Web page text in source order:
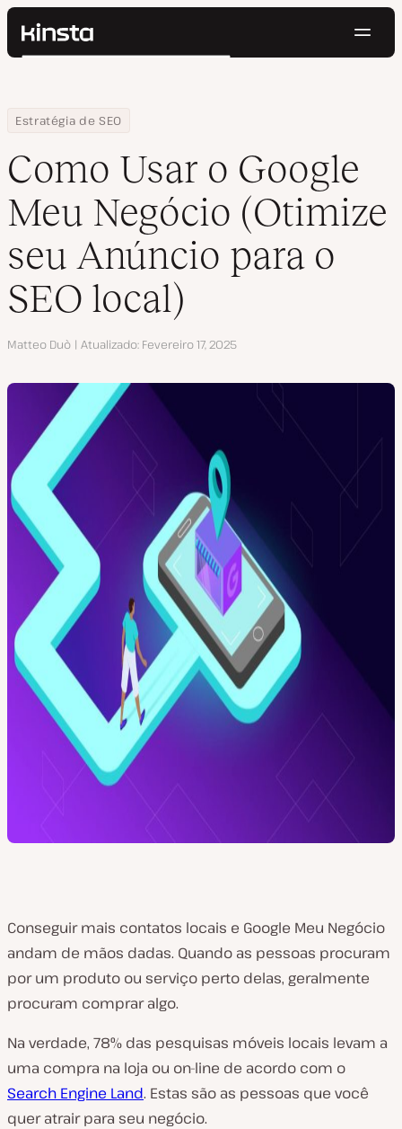
Kinsta®
Preços
Contato
Pesquisar
Home
Centro de Recursos
Blog
Estratégia de SEO
Como Usar o Google Meu Negócio (Otimize seu Anúncio para o
Como Usar o Google
Meu Negócio (Otimize
seu Anúncio para o
SEO local)
Autor
Matteo Duò Atualizado Fevereiro 17, 2025
Conseguir mais contatos locais e Google Meu Negócio
andam de mãos dadas. Quando as pessoas procuram
por um produto ou serviço perto delas, geralmente
procuram comprar algo.
Na verdade, 78% das pesquisas móveis locais levam a
uma compra na loja ou on-line de acordo com o
Search Engine Land. Estas são as pessoas que você
quer atrair para seu negócio.